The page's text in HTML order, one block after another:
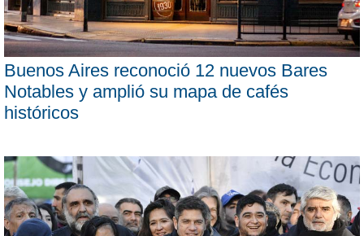
Buenos Aires reconoció 12 nuevos Bares
Notables y amplió su mapa de cafés
históricos